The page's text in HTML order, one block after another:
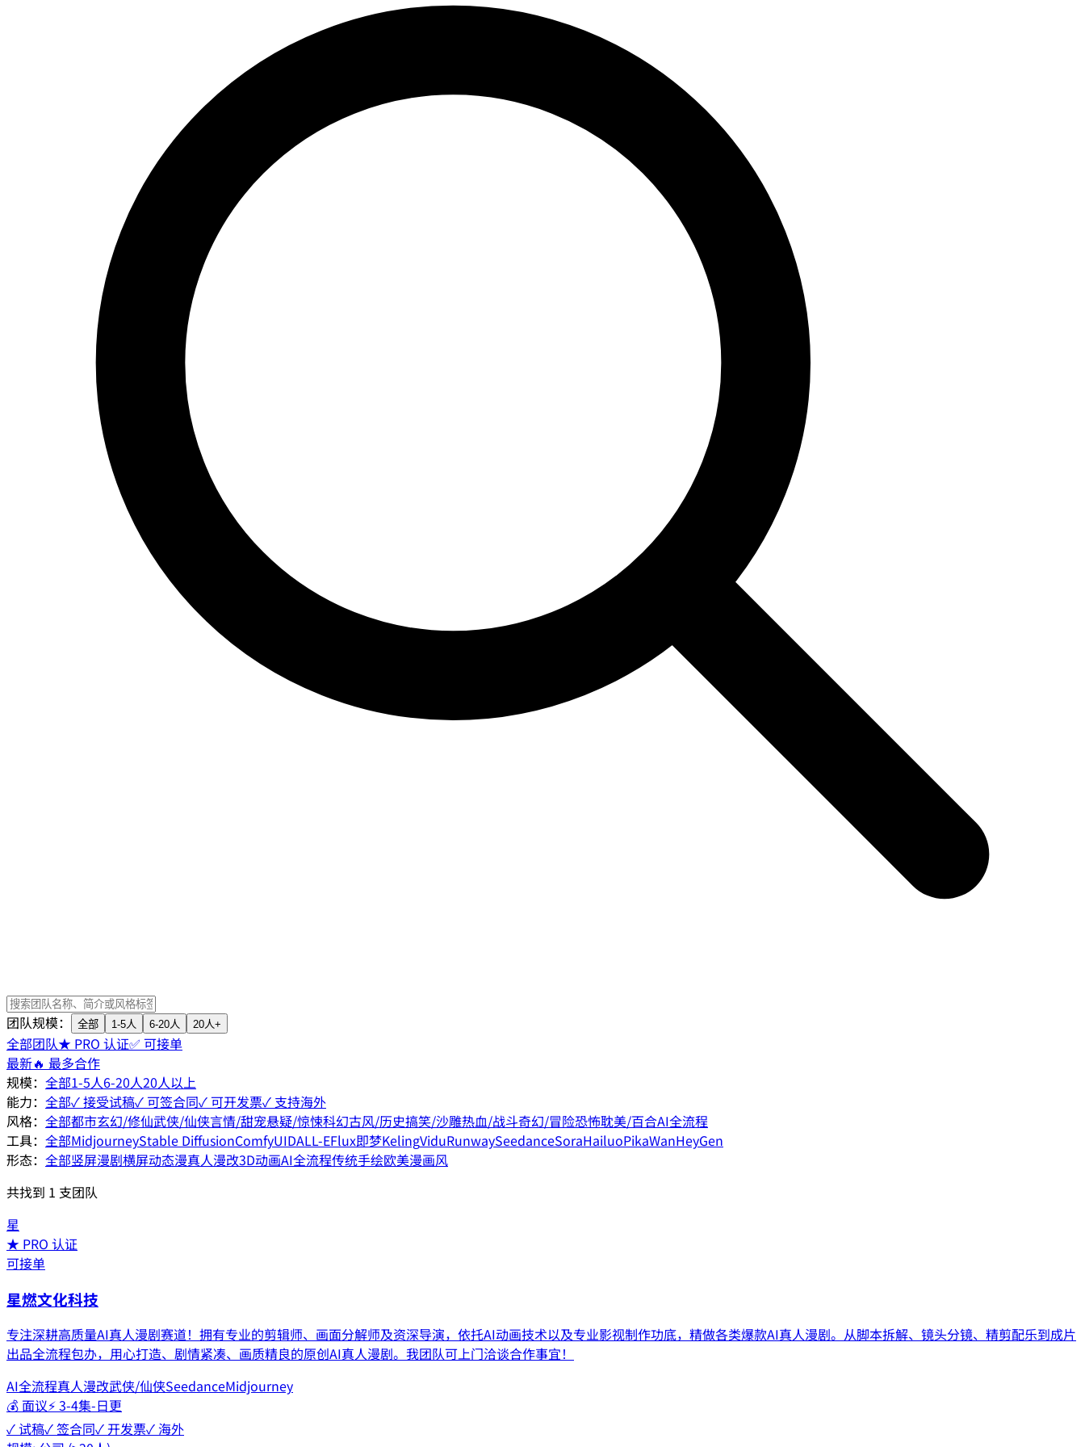
团队规模： 全部 1-5人 6-20人 20人+
全部团队★ PRO 认证✅ 可接单
最新🔥 最多合作
规模： 全部1-5人6-20人20人以上
能力： 全部✓ 接受试稿✓ 可签合同✓ 可开发票✓ 支持海外
风格： 全部都市玄幻/修仙武侠/仙侠言情/甜宠悬疑/惊悚科幻古风/历史搞笑/沙雕热血/战斗奇幻/冒险恐怖耽美/百合AI全流程
工具： 全部MidjourneyStable DiffusionComfyUIDALL-EFlux即梦KelingViduRunwaySeedanceSoraHailuoPikaWanHeyGen
形态： 全部竖屏漫剧横屏动态漫真人漫改3D动画AI全流程传统手绘欧美漫画风
共找到 1 支团队
星
★ PRO 认证
可接单
星燃文化科技
专注深耕高质量AI真人漫剧赛道！拥有专业的剪辑师、画面分解师及资深导演，依托AI动画技术以及专业影视制作功底，精做各类爆款AI真人漫剧。从脚本拆解、镜头分镜、精剪配乐到成片
出品全流程包办，用心打造、剧情紧凑、画质精良的原创AI真人漫剧。我团队可上门洽谈合作事宜！
AI全流程真人漫改武侠/仙侠SeedanceMidjourney
💰 面议⚡3-4集-日更
✓ 试稿✓ 签合同✓ 开发票✓ 海外